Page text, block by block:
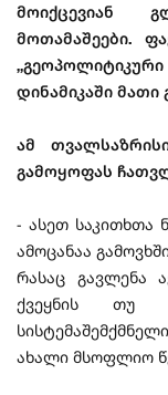
მოიქცევიან
მოთამაშეები.
დინამიკაში მათი
ამ
გამოყოფას
- ასეთ საკითხთა
ამოცანაა
რასაც გავლენა
ქვეყნის თუ
ახალი მსოფლიო